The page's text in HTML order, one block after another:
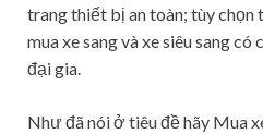
trang thiết bị an toàn; tùy chọn
mua xe sang và xe siêu sang
đại gia.
Như đã nói ở tiêu đề hãy Mua